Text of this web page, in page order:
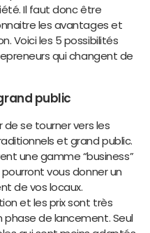
Il faut donc être
les avantages et
Voici les 5 possibilités
qui changent de
public
de se tourner vers les
et grand public.
une gamme “business”
vous donner un
de vos locaux.
et les prix sont très
phase de lancement. Seul